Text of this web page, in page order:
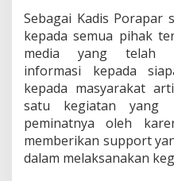
Sebagai Kadis Porapar
kepada semua pihak
media yang telah
informasi kepada
kepada masyarakat
satu kegiatan yang
peminatnya oleh
memberikan support
dalam melaksanakan